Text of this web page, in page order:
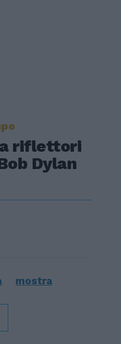
riflettori
Dylan
mostra